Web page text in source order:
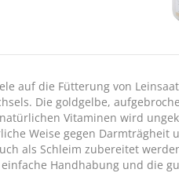
auf die Fütterung von
Die goldgelbe,
Vitaminen wird
Weise gegen Darmträgheit
als Schleim zubereitet
Handhabung und die